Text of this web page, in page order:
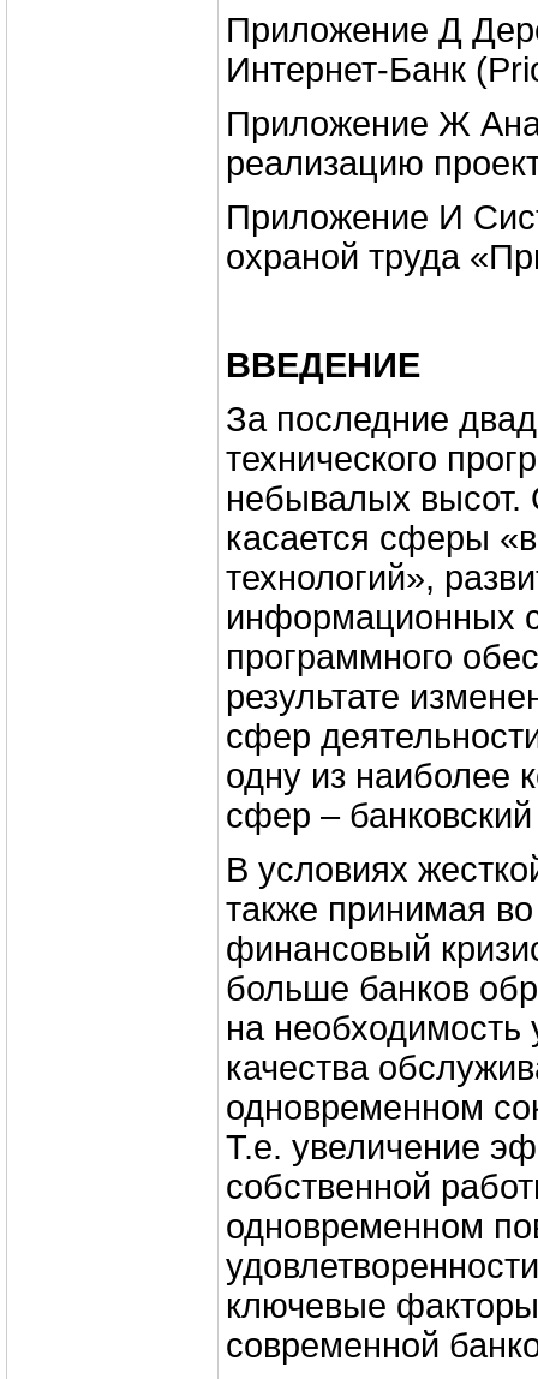
Приложение Д
Интернет-Банк
Приложение Ж
реализацию
Приложение И
охраной труда
ВВЕДЕНИЕ
За последние
технического
небывалых высот.
касается сферы
технологий»,
информационных
программного
результате
сфер
одну из наиболее
сфер –
В условиях
также принимая
финансовый
больше банков
на необходимость
качества
одновременном
Т.е. увеличение
собственной
одновременном
ключевые
современной